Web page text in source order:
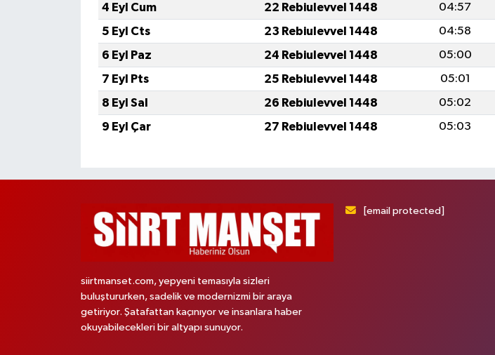
4 Eyl Cum
22 Rebiulevvel 1448 04:57
5 Eyl Cts
23 Rebiulevvel 1448 04:58
6 Eyl Paz
24 Rebiulevvel 1448 05:00
7 Eyl Pts
25 Rebiulevvel 1448 05:01
8 Eyl Sal
26 Rebiulevvel 1448 05:02
9 Eyl Çar
27 Rebiulevvel 1448 05:03
siirtmanset.com, yepyeni temasıyla sizleri
buluştururken, sadelik ve modernizmi bir araya
getiriyor. Şatafattan kaçınıyor ve insanlara haber
okuyabilecekleri bir altyapı sunuyor.
[email protected]